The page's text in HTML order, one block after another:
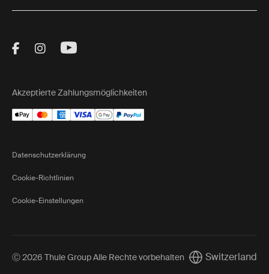
Visit Thule on Facebook (external link)
Visit Thule on Instagram (external link)
Visit Thule on Youtube (external
Akzeptierte Zahlungsmöglichkeiten
Datenschutzerklärung
Cookie-Richtlinien
Cookie-Einstellungen
Ⓒ 2026 Thule Group Alle Rechte vorbehalten Current market/
Switzerland